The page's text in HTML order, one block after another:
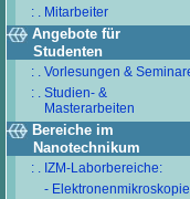
: . Mitarbeiter
Angebote für
Studenten
: . Vorlesungen &
: . Studien- &
Masterarbeiten
Bereiche im
Nanotechnikum
: . IZM-Laborbereiche:
- Elektronenmikroskopie